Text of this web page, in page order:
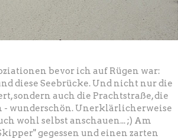
bevor ich auf Rügen war:
diese Seebrücke. Und nicht nur die
sondern auch die Prachtstraße, die
- wunderschön. Unerklärlicherweise
wohl selbst anschauen... ;) Am
gegessen und einen zarten